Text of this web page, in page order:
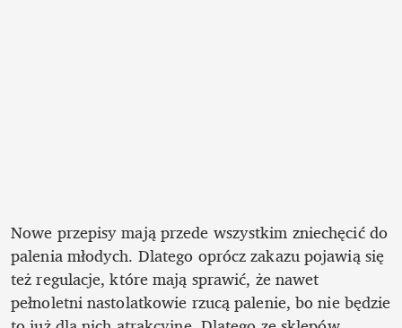
Nowe przepisy mają przede wszystkim zniechęcić do
palenia młodych. Dlatego oprócz zakazu pojawią się
też regulacje, które mają sprawić, że nawet
pełnoletni nastolatkowie rzucą palenie, bo nie będzie